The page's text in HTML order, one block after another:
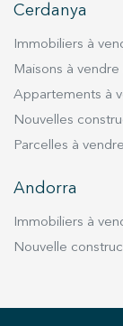
Cerdanya
Immobiliers à
Maisons à
Appartements à
Nouvelles
Parcelles à
Andorra
Immobiliers à
Nouvelle